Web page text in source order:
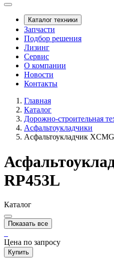
Каталог техники
Запчасти
Подбор решения
Лизинг
Сервис
О компании
Новости
Контакты
Главная
Каталог
Дорожно-строительная
Асфальтоукладчики
Асфальтоукладчик
RP453L
Каталог
Показать все
Цена по запросу
Купить